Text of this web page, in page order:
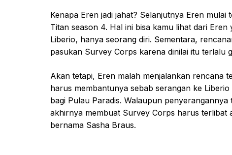
Kenapa Eren jadi jahat? Selanjutnya Eren
Titan season 4. Hal ini bisa kamu lihat dari
Liberio, hanya seorang diri. Sementara,
pasukan Survey Corps karena dinilai itu terlalu
Akan tetapi, Eren malah menjalankan rencana
harus membantunya sebab serangan ke
bagi Pulau Paradis. Walaupun
akhirnya membuat Survey Corps harus terlibat
bernama Sasha Braus.